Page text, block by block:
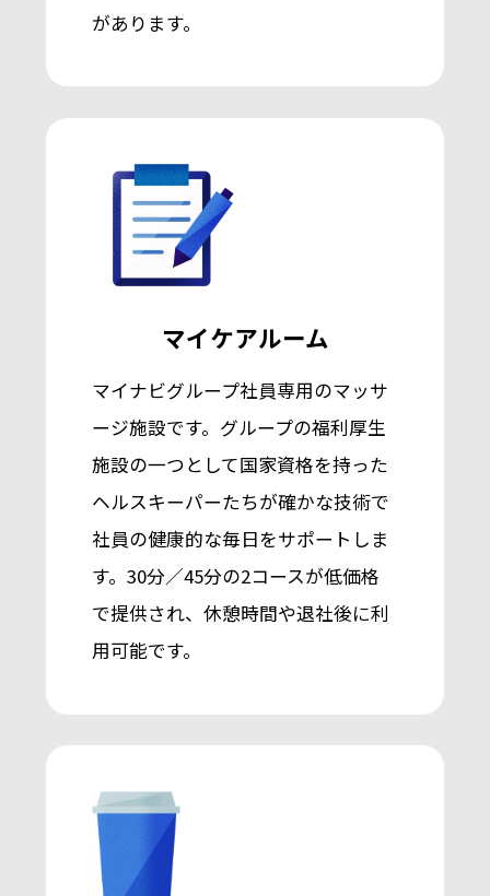
があります。
マイケアルーム
マイナビグループ社員専用のマッサ
ージ施設です。グループの福利厚生
施設の一つとして国家資格を持った
ヘルスキーパーたちが確かな技術で
社員の健康的な毎日をサポートしま
す。30分／45分の2コースが低価格
で提供され、休憩時間や退社後に利
用可能です。